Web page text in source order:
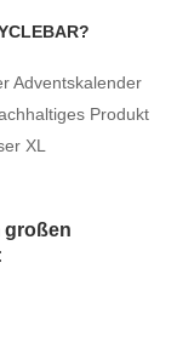
Adventskalender
Produkt
XL
großen